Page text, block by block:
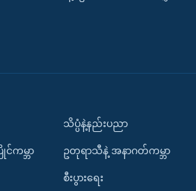
ကမ္ဘာ
သိပ္ပံနဲ့နည်းပညာ
ဥတုရာသီနဲ့ အနာဂတ်ကမ္ဘာ
စီးပွားရေး